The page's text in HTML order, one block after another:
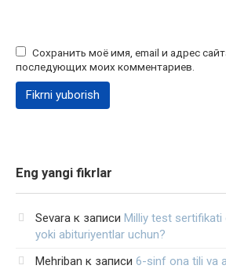
Сохранить моё имя, email и адрес
последующих моих комментариев.
Eng yangi fikrlar
Sevara к записи Milliy test sertifikati
yoki abituriyentlar uchun?
Mehriban к записи 6-sinf ona tili va